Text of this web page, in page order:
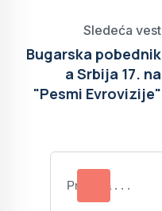
Sledeća vest
Bugarska pobednik
a Srbija 17. na
"Pesmi Evrovizije"